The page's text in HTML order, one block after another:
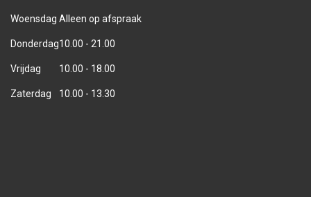
Woensdag Alleen op afspraak
Donderdag10.00 - 21.00
Vrijdag 10.00 - 18.00
Zaterdag 10.00 - 13.30